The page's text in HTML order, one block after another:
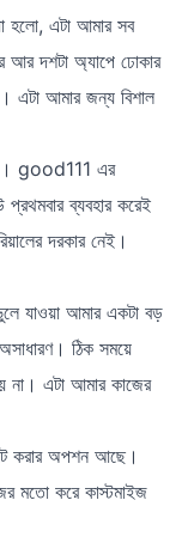
হলো, এটা আমার সব
দশটা অ্যাপে ঢোকার
এটা আমার জন্য বিশাল
good111 এর
ব্যবহার করেই
দরকার নেই।
যাওয়া আমার একটা বড়
ঠিক সময়ে
না। এটা আমার কাজের
করার অপশন আছে।
মতো করে কাস্টমাইজ